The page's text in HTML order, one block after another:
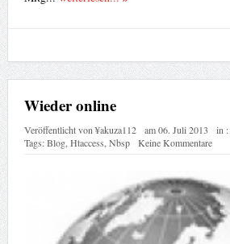
Wieder online
Veröffentlicht von¥akuza112 am06. Juli 2013 in :
Tags:Blog,Htaccess,Nbsp Keine Kommentare